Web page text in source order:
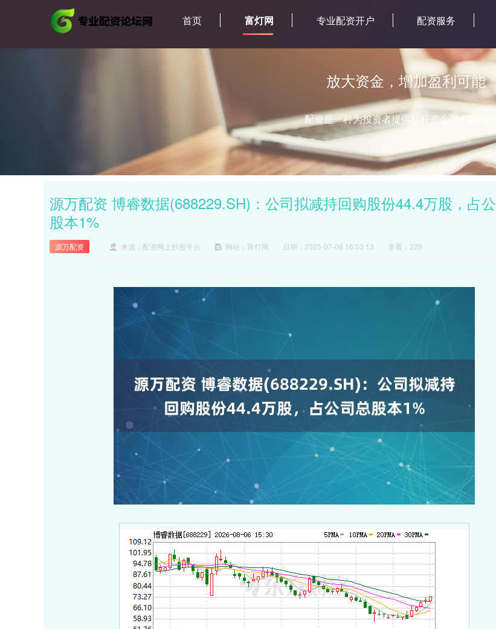
首页 富灯网 专业配资开户 配资服务
放大资金，增加盈利可能
配资是一种为投资者提供杠杆资金的金融服
源万配资 博睿数据(688229.SH)：公司拟减持回购股份44.4万股，占
股本1%
源万配资 来源：配资网上炒股平台 网站：富灯网 日期：2025-07-08 16:03:13 查看：229